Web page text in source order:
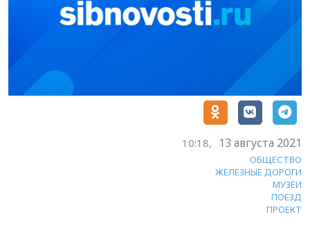
10:18, 13 августа 2021
ОБЩЕСТВО
ЖЕЛЕЗНЫЕ ДОРОГИ
МУЗЕИ
ПОЕЗД
ПРОЕКТ